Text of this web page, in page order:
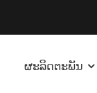
ຜະລິດຕະພັນ